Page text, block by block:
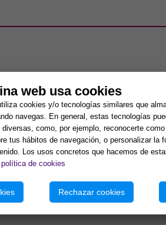
ELEFANTE DE
Y OJO TURCO
DISEÑO MANO
COLORES Y
7x25CM
web usa cookies
cookies y/o tecnologías similares que
navegas. En general, estas tecnologías
como, por ejemplo, reconocerte
tus hábitos de navegación, o personalizar la
Los usos concretos que hacemos de
política de cookies
Rechazar cookies